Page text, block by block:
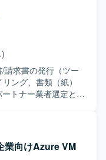
請求書の発行（ツー
ング、書類（紙）
トナー業者選定と評
業向けAzure VM